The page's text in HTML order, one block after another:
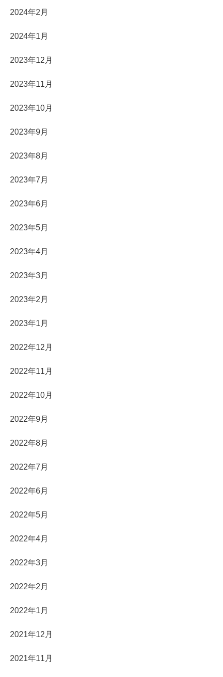
2024年2月
2024年1月
2023年12月
2023年11月
2023年10月
2023年9月
2023年8月
2023年7月
2023年6月
2023年5月
2023年4月
2023年3月
2023年2月
2023年1月
2022年12月
2022年11月
2022年10月
2022年9月
2022年8月
2022年7月
2022年6月
2022年5月
2022年4月
2022年3月
2022年2月
2022年1月
2021年12月
2021年11月